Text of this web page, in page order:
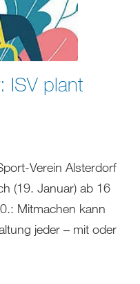
ISV plant
Verein Alsterdorf
(19. Januar) ab 16
Mitmachen kann
jeder – mit oder